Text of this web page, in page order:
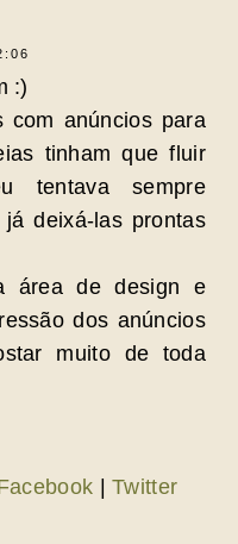
:)
com anúncios para
tinham que fluir
tentava sempre
deixá-las prontas
área de design e
dos anúncios
muito de toda
|Twitter